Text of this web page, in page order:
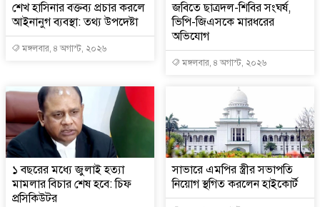
শেখ হাসিনার বক্তব্য প্রচার করলে
আইনানুগ ব্যবস্থা: তথ্য উপদেষ্টা
মঙ্গলবার, ৪ অগাস্ট, ২০২৬
জবিতে ছাত্রদল-শিবির সংঘর্ষ,
ভিপি-জিএসকে মারধরের
অভিযোগ
মঙ্গলবার, ৪ অগাস্ট, ২০২৬
১ বছরের মধ্যে জুলাই হত্যা
মামলার বিচার শেষ হবে: চিফ
প্রসিকিউটর
সাভারে এমপির স্ত্রীর সভাপতি
নিয়োগ স্থগিত করলেন হাইকোর্ট